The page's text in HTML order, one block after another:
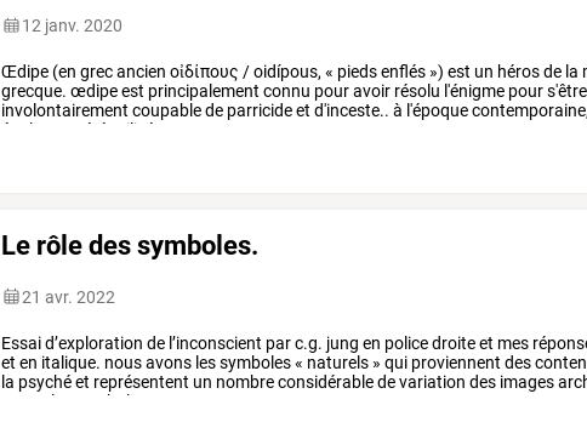
12 janv. 2020
Œdipe (en grecancien οἰδίπους /oidípous, « piedsenflés ») est un hérosde la
grecque. œdipeest principalement connu pouravoir résolu l'énigme pours'être
involontairement coupablede parricideet d'inceste.. à l'époquecontemporaine,
également
été utilisée
Le rôle des symboles.
21 avr. 2022
Essaid’exploration de l’inconscient parc.g. jung en policedroiteet mes
et en italique. nousavons lessymboles« naturels » qui proviennent des
la psychéet représentent un nombreconsidérabledevariation des images
les symboles